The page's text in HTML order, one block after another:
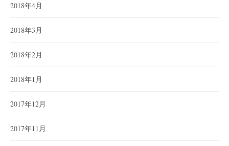
2018年4月
2018年3月
2018年2月
2018年1月
2017年12月
2017年11月